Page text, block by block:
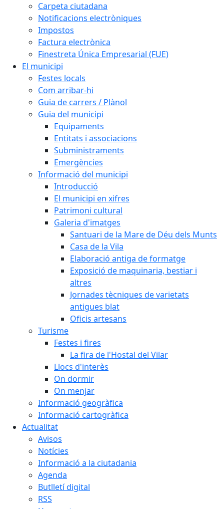
Carpeta ciutadana
Notificacions electròniques
Impostos
Factura electrònica
Finestreta Única Empresarial (FUE)
El municipi
Festes locals
Com arribar-hi
Guia de carrers / Plànol
Guia del municipi
Equipaments
Entitats i associacions
Subministraments
Emergències
Informació del municipi
Introducció
El municipi en xifres
Patrimoni cultural
Galeria d'imatges
Santuari de la Mare de Déu dels Munts
Casa de la Vila
Elaboració antiga de formatge
Exposició de maquinaria, bestiar i
altres
Jornades tècniques de varietats
antigues blat
Oficis artesans
Turisme
Festes i fires
La fira de l'Hostal del Vilar
Llocs d'interès
On dormir
On menjar
Informació geogràfica
Informació cartogràfica
Actualitat
Avisos
Notícies
Informació a la ciutadania
Agenda
Butlletí digital
RSS